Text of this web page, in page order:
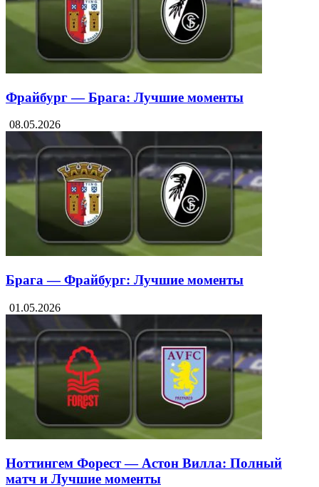
Фрайбург — Брага: Лучшие моменты
08.05.2026
Брага — Фрайбург: Лучшие моменты
01.05.2026
Ноттингем Форест — Астон Вилла: Полный
матч и Лучшие моменты